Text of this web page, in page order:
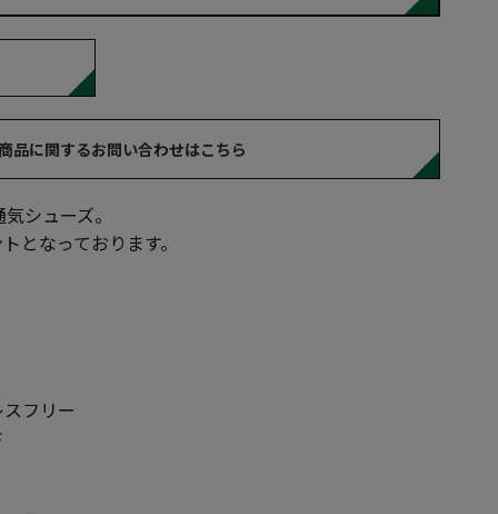
品に関するお問い合わせはこちら
シューズ。
となっております。
フリー